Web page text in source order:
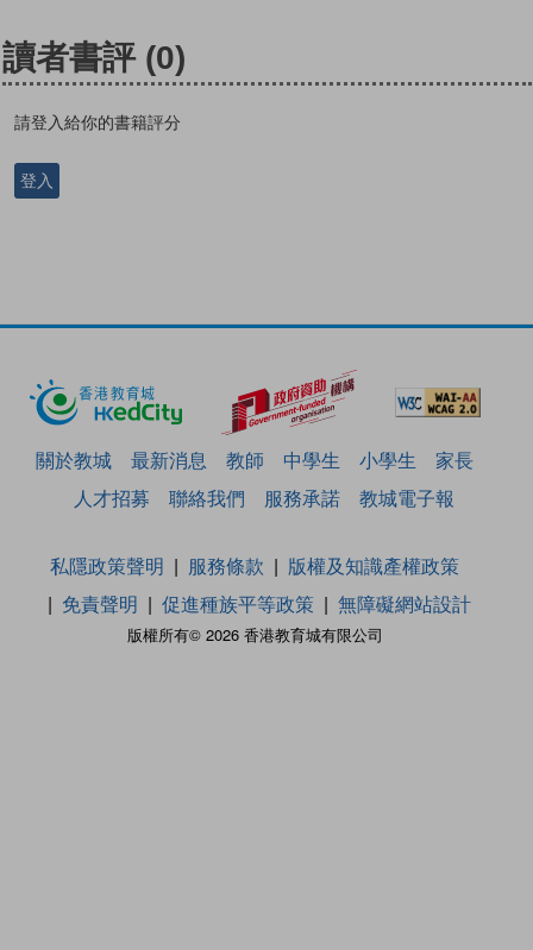
讀者書評 (0)
請登入給你的書籍評分
登入
關於教城 最新消息 教師 中學生 小學生
家長
人才招募
聯絡我們 服務承諾 教城電子報
版權所有© 2026 香港教育城有限公司
私隱政策聲明 服務條款
版權及知識產權政策
免責聲明
促進種族平等政策 無障礙網站設計